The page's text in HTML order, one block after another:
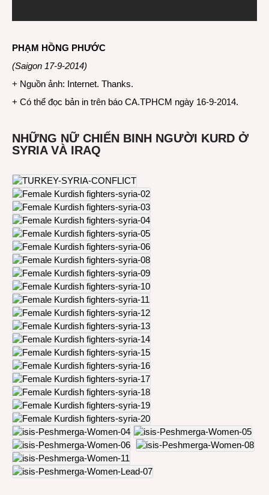
PHẠM HỒNG PHƯỚC
(Saigon 17-9-2014)
+ Nguồn ảnh: Internet. Thanks.
+ Có thể đọc bản in trên báo CA.TPHCM ngày 16-9-2014.
NHỮNG NỮ CHIẾN BINH NGƯỜI KURD Ở
SYRIA VÀ IRAQ